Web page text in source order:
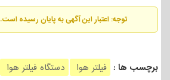
توجه: اعتبار این آگهی به پایان رسیده است.
برچسب ها : فیلتر هوا دستگاه فیلتر هوا